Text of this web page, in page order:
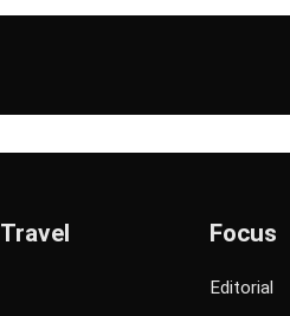
Travel Focus
Editorial